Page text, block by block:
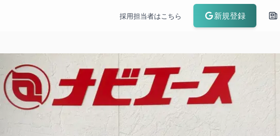
採用担当者はこちら 新規登録